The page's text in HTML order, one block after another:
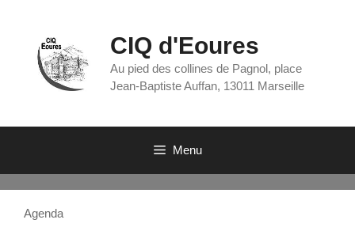
CIQ d'Eoures
Au pied des collines de Pagnol, place
Jean-Baptiste Auffan, 13011 Marseille
Menu
Agenda